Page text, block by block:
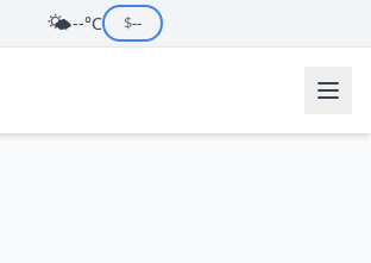
🌤️--°C $--